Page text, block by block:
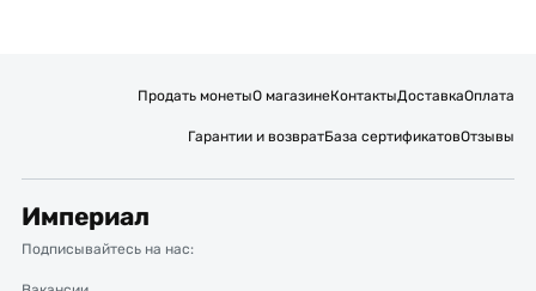
Продать монетыО магазинеКонтактыДоставкаОплата
Гарантии и возвратБаза сертификатовОтзывы
Империал
Подписывайтесь на нас: